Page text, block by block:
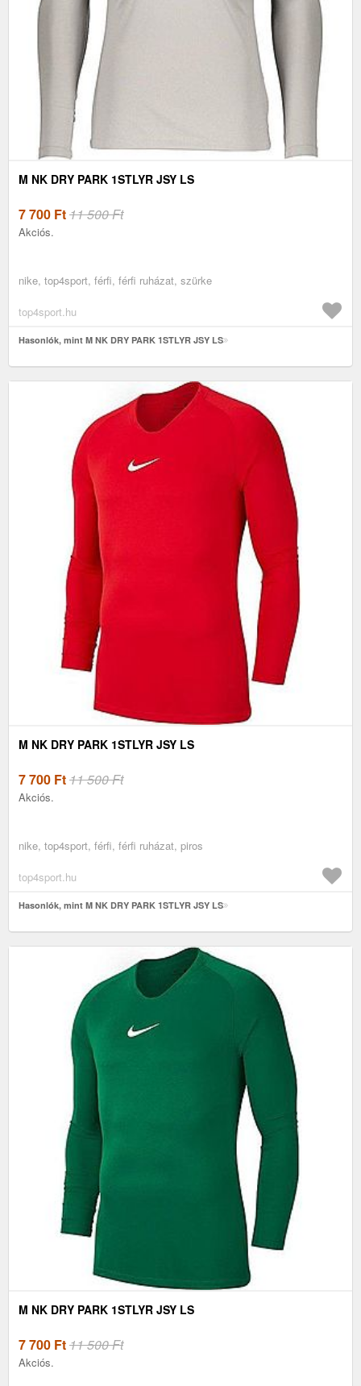
M NK DRY PARK 1STLYR JSY LS
7 700 Ft11 500 Ft
Akciós.
nike, top4sport, férfi, férfi ruházat, szürke
top4sport.hu
Hasonlók, mint M NK DRY PARK 1STLYR JSY LS
M NK DRY PARK 1STLYR JSY LS
7 700 Ft11 500 Ft
Akciós.
nike, top4sport, férfi, férfi ruházat, piros
top4sport.hu
Hasonlók, mint M NK DRY PARK 1STLYR JSY LS
M NK DRY PARK 1STLYR JSY LS
7 700 Ft11 500 Ft
Akciós.